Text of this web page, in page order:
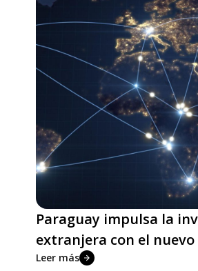
Paraguay impulsa la
extranjera con el nuevo
Leer más